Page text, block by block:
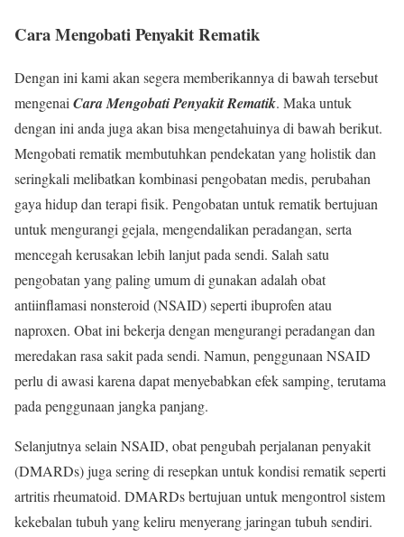
Cara Mengobati Penyakit Rematik
Dengan ini kami akan segera memberikannya di bawah tersebut
mengenaiCara Mengobati Penyakit Rematik. Maka untuk
dengan ini anda juga akan bisa mengetahuinya di bawah berikut.
Mengobati rematik membutuhkan pendekatan yang holistik dan
seringkali melibatkan kombinasi pengobatan medis, perubahan
gaya hidup dan terapi fisik. Pengobatan untuk rematik bertujuan
untuk mengurangi gejala, mengendalikan peradangan, serta
mencegah kerusakan lebih lanjut pada sendi. Salah satu
pengobatan yang paling umum di gunakan adalah obat
antiinflamasi nonsteroid (NSAID) seperti ibuprofen atau
naproxen. Obat ini bekerja dengan mengurangi peradangan dan
meredakan rasa sakit pada sendi. Namun, penggunaan NSAID
perlu di awasi karena dapat menyebabkan efek samping, terutama
pada penggunaan jangka panjang.
Selanjutnya selain NSAID, obat pengubah perjalanan penyakit
(DMARDs) juga sering di resepkan untuk kondisi rematik seperti
artritis rheumatoid. DMARDs bertujuan untuk mengontrol sistem
kekebalan tubuh yang keliru menyerang jaringan tubuh sendiri.